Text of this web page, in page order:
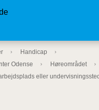
Handicap
Odense
Høreområdet
eller undervisningssted